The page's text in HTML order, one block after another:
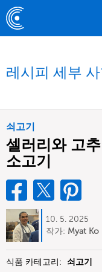
레시피 세부
쇠고기
셀러리와 고
소고기
10. 5. 2025
작가: Myat Ko
식품 카테고리: 쇠고기